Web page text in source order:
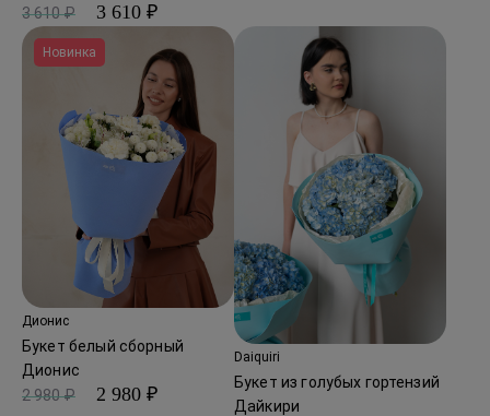
3 610 ₽
3 610 ₽
Новинка
Дионис
Букет белый сборный
Дионис
2 980 ₽
2 980 ₽
Daiquiri
Букет из голубых гортензий
Дайкири